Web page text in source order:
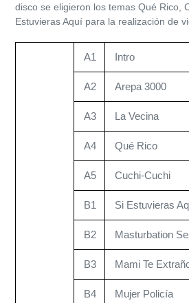
de
disco se eligieron los temas Qué Rico,
Estuvieras Aquí para la realización de
A1 Intro
A2 Arepa 3000
A3 La Vecina
A4 Qué Rico
A5 Cuchi-Cuchi
B1 Si Estuvieras
B2 Masturbation
B3 Mami Te
B4 Mujer Policía